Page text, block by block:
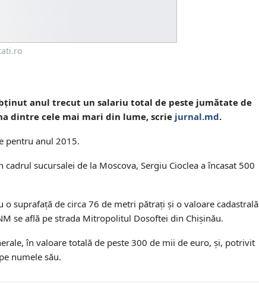
anul trecut un salariu total de peste jumătate de
dintre cele mai mari din lume, scrie jurnal.md.
pentru anul 2015.
sucursalei de la Moscova, Sergiu Cioclea a încasat 500
suprafaţă de circa 76 de metri pătraţi şi o valoare cadastrală
se află pe strada Mitropolitul Dosoftei din Chişinău.
în valoare totală de peste 300 de mii de euro, şi, potrivit
numele său.